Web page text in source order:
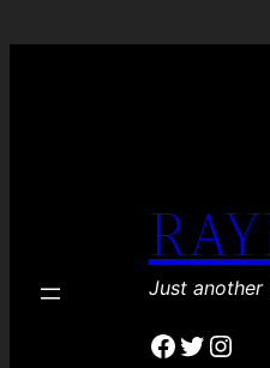
Just another
Facebook
Twitter